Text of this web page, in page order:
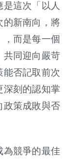
是這次 「 以人
的新南向 ， 將
， 而是每一個
共同迎向嚴苛
能否記取前次
深刻的認知掌
政策成敗與否
為競爭的最佳